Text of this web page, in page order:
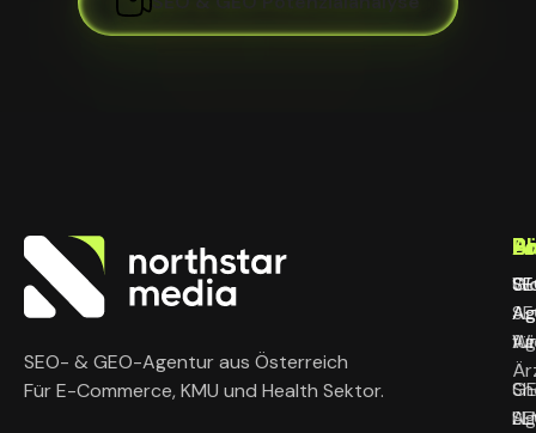
SEO- & GEO-Agentur aus Österreich
Für E-Commerce, KMU und Health Sektor.
für